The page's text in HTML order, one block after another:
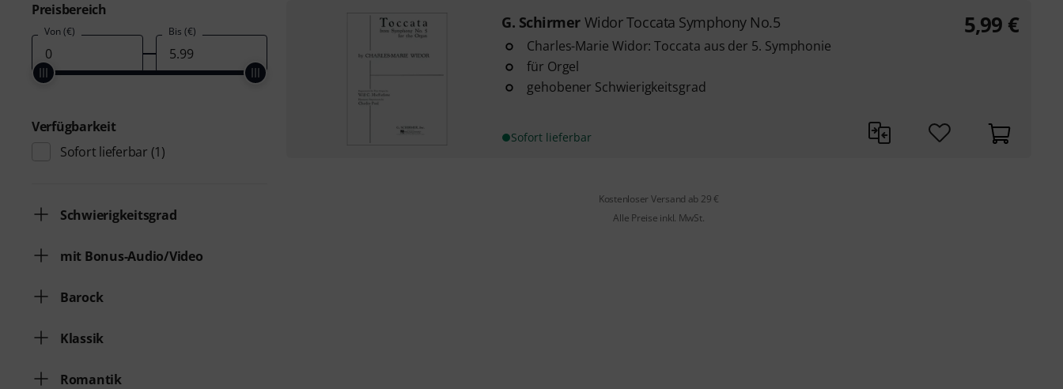
Preisbereich
Von (€) Bis (€)
Verfügbarkeit
Sofort lieferbar (1)
Schwierigkeitsgrad
mit Bonus-Audio/Video
Barock
Klassik
Romantik
G. Schirmer Widor Toccata Symphony No.5
Charles-Marie Widor: Toccata aus der 5. Symphonie
für Orgel
gehobener Schwierigkeitsgrad
Sofort lieferbar
5,99 €
Kostenloser Versand ab 29 €
Alle Preise inkl. MwSt.